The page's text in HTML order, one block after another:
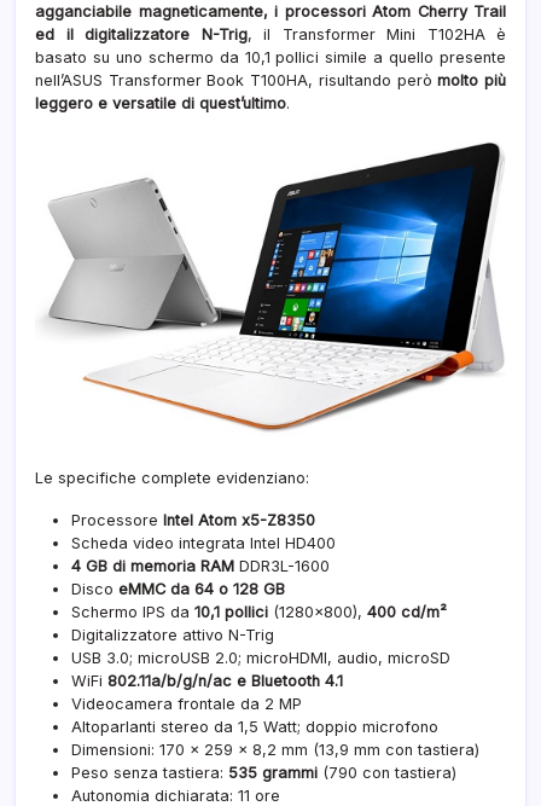
agganciabile magneticamente, i processori Atom Cherry Trail
ed il digitalizzatore N-Trig, il Transformer Mini T102HA è
basato su uno schermo da 10,1 pollici simile a quello presente
nell’ASUS Transformer Book T100HA, risultando peròmolto più
leggero e versatile di quest’ultimo.
Le specifiche complete evidenziano:
Processore Intel Atom x5-Z8350
Scheda video integrata Intel HD400
4 GB di memoria RAM DDR3L-1600
Disco eMMC da 64 o 128 GB
Schermo IPS da 10,1 pollici (1280×800), 400 cd/m²
Digitalizzatore attivo N-Trig
USB 3.0; microUSB 2.0; microHDMI, audio, microSD
WiFi 802.11a/b/g/n/ac e Bluetooth 4.1
Videocamera frontale da 2 MP
Altoparlanti stereo da 1,5 Watt; doppio microfono
Dimensioni: 170 x 259 x 8,2 mm (13,9 mm con tastiera)
Peso senza tastiera: 535 grammi (790 con tastiera)
Autonomia dichiarata: 11 ore